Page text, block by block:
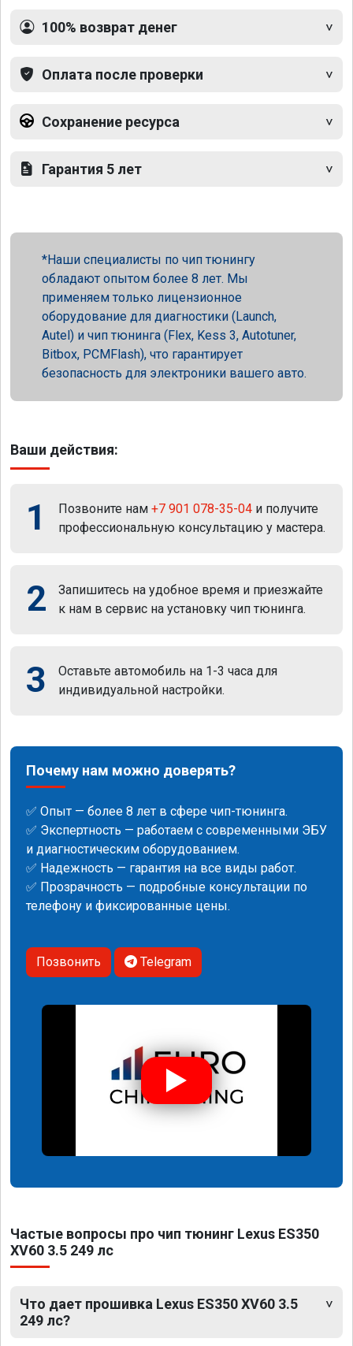
100% возврат денег
Оплата после проверки
Сохранение ресурса
Гарантия 5 лет
Наши специалисты по чип тюнингу
обладают опытом более 8 лет. Мы
применяем только лицензионное
оборудование для диагностики (Launch,
Autel) и чип тюнинга (Flex, Kess 3, Autotuner,
Bitbox, PCMFlash), что гарантирует
безопасность для электроники вашего авто.
Ваши действия:
1 Позвоните нам +7 901 078-35-04 и получите
профессиональную консультацию у мастера.
2
Запишитесь на удобное время и приезжайте
к нам в сервис на установку чип тюнинга.
3
Оставьте автомобиль на 1-3 часа для
индивидуальной настройки.
Почему нам можно доверять?
✅ Опыт — более 8 лет в сфере чип-тюнинга.
✅ Экспертность — работаем с современными ЭБУ
и диагностическим оборудованием.
✅ Надежность — гарантия на все виды работ.
✅ Прозрачность — подробные консультации по
телефону и фиксированные цены.
Позвонить Telegram
Частые вопросы про чип тюнинг Lexus ES350
XV60 3.5 249 лс
Что дает прошивка Lexus ES350 XV60 3.5
249 лс?